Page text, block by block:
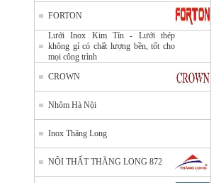
FORTON
Lưới Inox Kim Tín - Lưới thép
không gỉ có chất lượng bền, tốt cho
mọi công trình
CROWN
Nhôm Hà Nội
Inox Thăng Long
NỘI THẤT THĂNG LONG 872